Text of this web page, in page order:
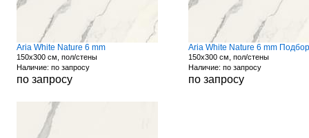
Aria White Nature 6 mm
150x300 см, пол/стены
Наличие: по запросу
по запросу
150x300 см, пол/стены
Наличие: по запросу
по запросу